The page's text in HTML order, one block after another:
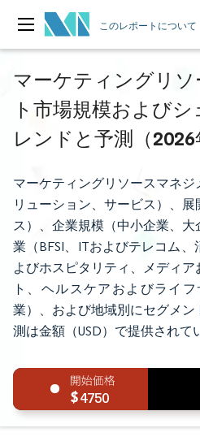
このレポートについて
マーケティングリ
ト市場規模およびシ
レンドと予測（2026
マーケティングリソースマネ
リューション、サービス）、
ス）、企業規模（中小企業、
業（BFSI、ITおよびテレコム
よびホスピタリティ、メディ
ト、ヘルスケアおよびライ
業）、および地域別にセグメ
測は金額（USD）で提供されて
4750